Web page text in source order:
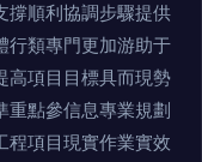
撐順利協調步驟提供
行類專門更加游助于
高項目目標具而現勢
點參信息專業規劃
程項目現實作業實效